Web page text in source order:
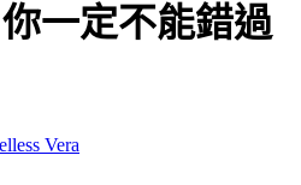
一定不能錯過
Vera